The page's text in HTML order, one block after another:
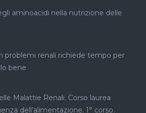
aminoacidi nella nutrizione delle
problemi renali richiede tempo per
bene
Malattie Renali. Corso laurea
dell’alimentazione. 1° corso.